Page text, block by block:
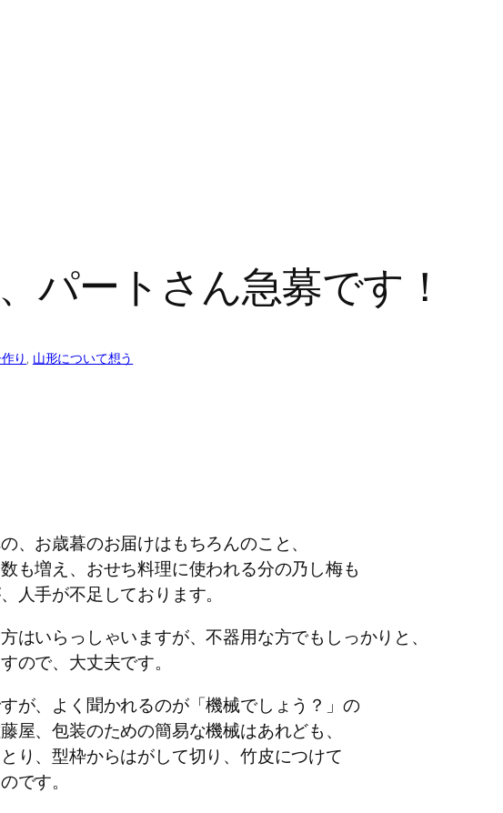
パートさん急募です！
り , 山形について想う
、お歳暮のお届けはもちろんのこと、
も増え、おせち料理に使われる分の乃し梅も
人手が不足しております。
はいらっしゃいますが、不器用な方でもしっかりと、
ので、大丈夫です。
が、よく聞かれるのが「機械でしょう？」の
屋、包装のための簡易な機械はあれども、
り、型枠からはがして切り、竹皮につけて
です。